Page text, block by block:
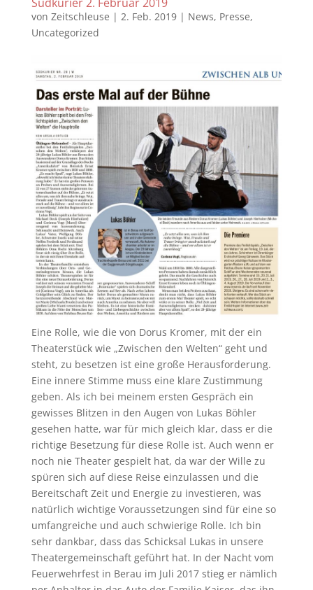
von Zeitschleuse | 2. Feb. 2019| News, Presse,
Uncategorized
Eine Rolle, wie die von Dorus Kromer, mit der ein
Theaterstück wie „Zwischen den Welten“ geht und
steht, zu besetzen ist eine große Herausforderung.
Eine innere Stimme muss eine klare Zustimmung
geben. Als ich bei meinem ersten Gespräch ein
gewisses Blitzen in den Augen von Lukas Böhler
gesehen hatte, war für mich gleich klar, dass er die
richtige Besetzung für diese Rolle ist. Auch wenn er
noch nie Theater gespielt hat, da war der Wille zu
spüren sich auf diese Reise einzulassen und die
Bereitschaft Zeit und Energie zu investieren, was
natürlich wichtige Voraussetzungen sind für eine so
umfangreiche und auch schwierige Rolle. Ich bin
sehr dankbar, dass das Schicksal Lukas in unsere
Theatergemeinschaft geführt hat. In der Nacht vom
Feuerwehrfest in Berau im Juli 2017 stieg er nämlich